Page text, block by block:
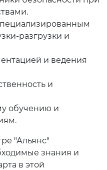
разгрузки и
и ведения
и
обучению и
"Альянс"
знания и
в этой